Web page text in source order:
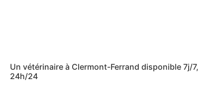
Un vétérinaire à Clermont-Ferrand disponible 7j/7,
24h/24